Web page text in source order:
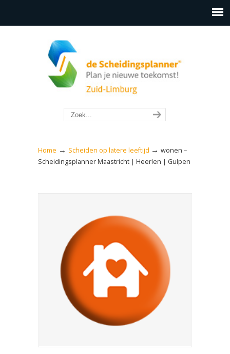
Home → Scheiden op latere leeftijd → wonen –
Scheidingsplanner Maastricht | Heerlen | Gulpen